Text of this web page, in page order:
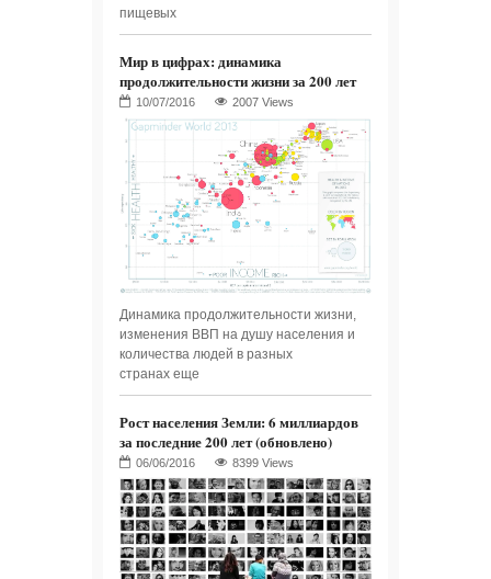
пищевых
Мир в цифрах: динамика
продолжительности жизни за 200 лет
2007 Views
Динамика продолжительности жизни,
изменения ВВП на душу населения и
количества людей в разных
странах еще
Рост населения Земли: 6 миллиардов
за последние 200 лет (обновлено)
8399 Views